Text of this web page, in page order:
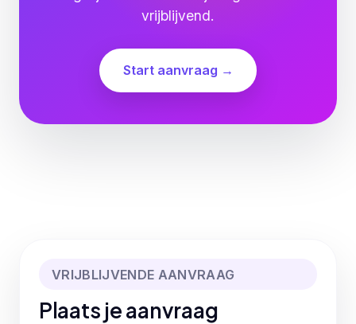
vrijblijvend.
Start aanvraag →
VRIJBLIJVENDE AANVRAAG
Plaats je aanvraag